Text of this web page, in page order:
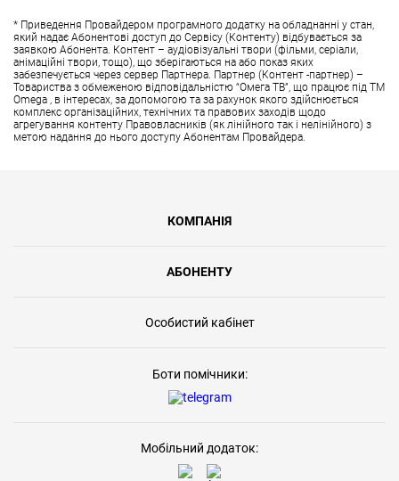
* Приведення Провайдером програмного додатку на обладнанні у стан,
який надає Абонентові доступ до Сервісу (Контенту) відбувається за
заявкою Абонента. Контент – аудіовізуальні твори (фільми, серіали,
анімаційні твори, тощо), що зберігаються на або показ яких
забезпечується через сервер Партнера. Партнер (Контент -партнер) –
Товариства з обмеженою відповідальністю “Омега ТВ”, що працює під ТМ
Omega , в інтересах, за допомогою та за рахунок якого здійснюється
комплекс організаційних, технічних та правових заходів щодо
агрегування контенту Правовласників (як лінійного так і нелінійного) з
метою надання до нього доступу Абонентам Провайдера.
КОМПАНІЯ
АБОНЕНТУ
Особистий кабінет
Боти помічники:
Мобільний додаток: